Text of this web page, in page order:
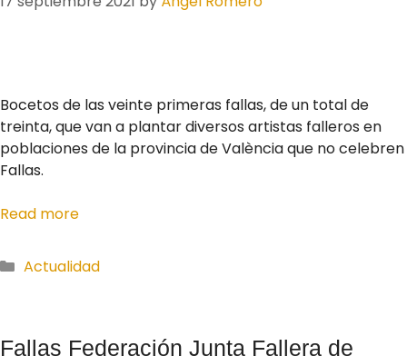
Bocetos de las veinte primeras fallas, de un total de
treinta, que van a plantar diversos artistas falleros en
poblaciones de la provincia de València que no celebren
Fallas.
Read more
Actualidad
Fallas Federación Junta Fallera de